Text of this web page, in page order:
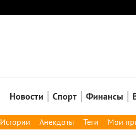
Новости Спорт Финансы
Истории Анекдоты Теги Мои